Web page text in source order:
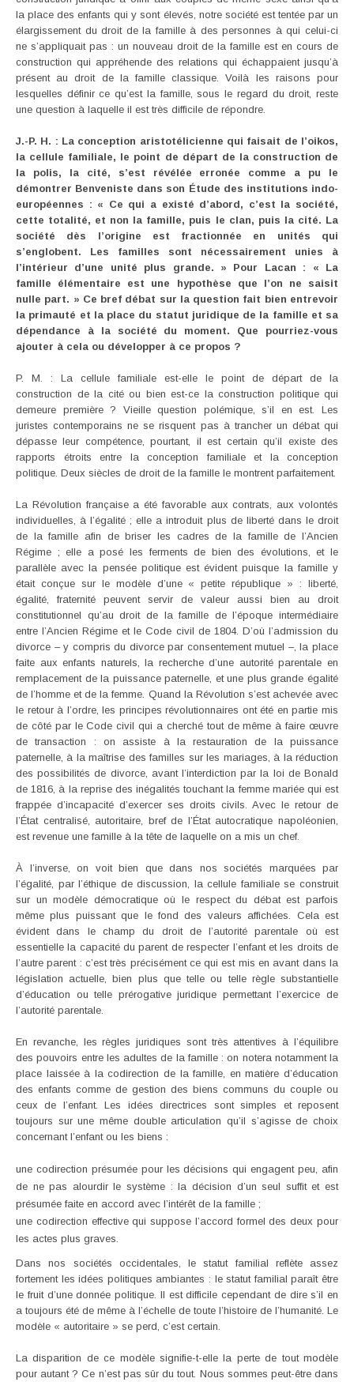
la place des enfants qui y sont élevés, notre société est tentée par un
élargissement du droit de la famille à des personnes à qui celui-ci
ne s’appliquait pas : un nouveau droit de la famille est en cours de
construction qui appréhende des relations qui échappaient jusqu’à
présent au droit de la famille classique. Voilà les raisons pour
lesquelles définir ce qu’est la famille, sous le regard du droit, reste
une question à laquelle il est très difficile de répondre.
J.-P. H. : La conception aristotélicienne qui faisait de l’oikos,
la cellule familiale, le point de départ de la construction de
la polis, la cité, s’est révélée erronée comme a pu le
démontrer Benveniste dans son Étude des institutions indo-
européennes : « Ce qui a existé d’abord, c’est la société,
cette totalité, et non la famille, puis le clan, puis la cité. La
société dès l’origine est fractionnée en unités qui
s’englobent. Les familles sont nécessairement unies à
l’intérieur d’une unité plus grande. » Pour Lacan : « La
famille élémentaire est une hypothèse que l’on ne saisit
nulle part. » Ce bref débat sur la question fait bien entrevoir
la primauté et la place du statut juridique de la famille et sa
dépendance à la société du moment. Que pourriez-vous
ajouter à cela ou développer à ce propos ?
P. M. : La cellule familiale est-elle le point de départ de la
construction de la cité ou bien est-ce la construction politique qui
demeure première ? Vieille question polémique, s’il en est. Les
juristes contemporains ne se risquent pas à trancher un débat qui
dépasse leur compétence, pourtant, il est certain qu’il existe des
rapports étroits entre la conception familiale et la conception
politique. Deux siècles de droit de la famille le montrent parfaitement.
La Révolution française a été favorable aux contrats, aux volontés
individuelles, à l’égalité ; elle a introduit plus de liberté dans le droit
de la famille afin de briser les cadres de la famille de l’Ancien
Régime ; elle a posé les ferments de bien des évolutions, et le
parallèle avec la pensée politique est évident puisque la famille y
était conçue sur le modèle d’une « petite république » : liberté,
égalité, fraternité peuvent servir de valeur aussi bien au droit
constitutionnel qu’au droit de la famille de l’époque intermédiaire
entre l’Ancien Régime et le Code civil de 1804. D’où l’admission du
divorce – y compris du divorce par consentement mutuel –, la place
faite aux enfants naturels, la recherche d’une autorité parentale en
remplacement de la puissance paternelle, et une plus grande égalité
de l’homme et de la femme. Quand la Révolution s’est achevée avec
le retour à l’ordre, les principes révolutionnaires ont été en partie mis
de côté par le Code civil qui a cherché tout de même à faire œuvre
de transaction : on assiste à la restauration de la puissance
paternelle, à la maîtrise des familles sur les mariages, à la réduction
des possibilités de divorce, avant l’interdiction par la loi de Bonald
de 1816, à la reprise des inégalités touchant la femme mariée qui est
frappée d’incapacité d’exercer ses droits civils. Avec le retour de
l’État centralisé, autoritaire, bref de l’État autocratique napoléonien,
est revenue une famille à la tête de laquelle on a mis un chef.
À l’inverse, on voit bien que dans nos sociétés marquées par
l’égalité, par l’éthique de discussion, la cellule familiale se construit
sur un modèle démocratique où le respect du débat est parfois
même plus puissant que le fond des valeurs affichées. Cela est
évident dans le champ du droit de l’autorité parentale où est
essentielle la capacité du parent de respecter l’enfant et les droits de
l’autre parent : c’est très précisément ce qui est mis en avant dans la
législation actuelle, bien plus que telle ou telle règle substantielle
d’éducation ou telle prérogative juridique permettant l’exercice de
l’autorité parentale.
En revanche, les règles juridiques sont très attentives à l’équilibre
des pouvoirs entre les adultes de la famille : on notera notamment la
place laissée à la codirection de la famille, en matière d’éducation
des enfants comme de gestion des biens communs du couple ou
ceux de l’enfant. Les idées directrices sont simples et reposent
toujours sur une même double articulation qu’il s’agisse de choix
concernant l’enfant ou les biens :
une codirection présumée pour les décisions qui engagent peu, afin
de ne pas alourdir le système : la décision d’un seul suffit et est
présumée faite en accord avec l’intérêt de la famille ;
une codirection effective qui suppose l’accord formel des deux pour
les actes plus graves.
Dans nos sociétés occidentales, le statut familial reflète assez
fortement les idées politiques ambiantes : le statut familial paraît être
le fruit d’une donnée politique. Il est difficile cependant de dire s’il en
a toujours été de même à l’échelle de toute l’histoire de l’humanité. Le
modèle « autoritaire » se perd, c’est certain.
La disparition de ce modèle signifie-t-elle la perte de tout modèle
pour autant ? Ce n’est pas sûr du tout. Nous sommes peut-être dans